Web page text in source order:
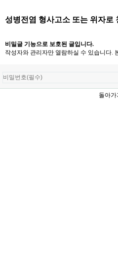
성병전염 형사고소 또는 위자로
비밀글 기능으로 보호된 글입니다.
작성자와 관리자만 열람하실 수 있습니다.
돌아가